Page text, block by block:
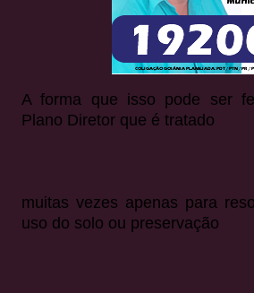
A forma que isso pode ser
Plano Diretor que é tratado
muitas vezes apenas para
uso do solo ou preservação